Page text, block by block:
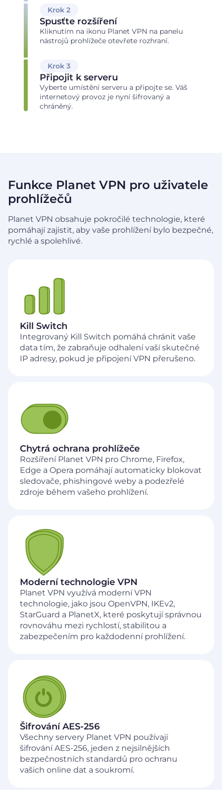
Krok 2
Spusťte rozšíření
Kliknutím na ikonu Planet VPN na panelu
nástrojů prohlížeče otevřete rozhraní.
Krok 3
Připojit k serveru
Vyberte umístění serveru a připojte se. Váš
internetový provoz je nyní šifrovaný a
chráněný.
Funkce Planet VPN pro uživatele
prohlížečů
Planet VPN obsahuje pokročilé technologie, které
pomáhají zajistit, aby vaše prohlížení bylo bezpečné,
rychlé a spolehlivé.
Kill Switch
Integrovaný Kill Switch pomáhá chránit vaše
data tím, že zabraňuje odhalení vaší skutečné
IP adresy, pokud je připojení VPN přerušeno.
Chytrá ochrana prohlížeče
Rozšíření Planet VPN pro Chrome, Firefox,
Edge a Opera pomáhají automaticky blokovat
sledovače, phishingové weby a podezřelé
zdroje během vašeho prohlížení.
Moderní technologie VPN
Planet VPN využívá moderní VPN
technologie, jako jsou OpenVPN, IKEv2,
StarGuard a PlanetX, které poskytují správnou
rovnováhu mezi rychlostí, stabilitou a
zabezpečením pro každodenní prohlížení.
Šifrování AES-256
Všechny servery Planet VPN používají
šifrování AES-256, jeden z nejsilnějších
bezpečnostních standardů pro ochranu
vašich online dat a soukromí.